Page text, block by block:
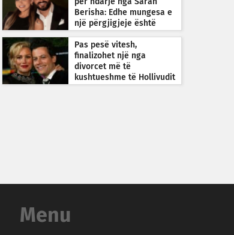
për ndarje nga Sarah
Berisha: Edhe mungesa e
një përgjigjeje është
Pas pesë vitesh,
finalizohet një nga
divorcet më të
kushtueshme të Hollivudit
Menu